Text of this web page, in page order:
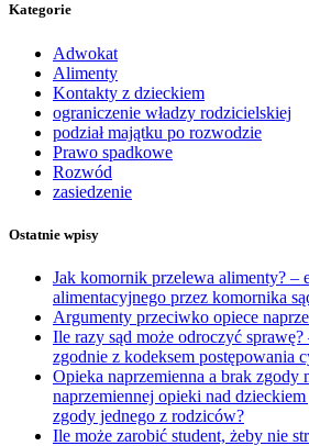
Kategorie
Adwokat
Alimenty
Kontakty z dzieckiem
ograniczenie władzy rodzicielskiej
podział majątku po rozwodzie
Prawo spadkowe
Rozwód
zasiedzenie
Ostatnie wpisy
Jak komornik przelewa alimenty? –
alimentacyjnego przez komornika
Argumenty przeciwko opiece
Ile razy sąd może odroczyć
zgodnie z kodeksem postępowania
Opieka naprzemienna a brak zgody
naprzemiennej opieki nad
zgody jednego z rodziców?
Ile może zarobić student, żeby nie